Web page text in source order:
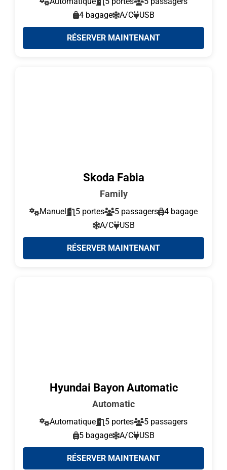
4 bagage
A/C USB
RÉSERVER MAINTENANT
Skoda Fabia
Family
Manuel 5 portes 5 passagers
4 bagage
A/C
USB
RÉSERVER MAINTENANT
Hyundai Bayon Automatic
Automatic
Automatique 5 portes
5 passagers
5 bagage
A/C USB
RÉSERVER MAINTENANT